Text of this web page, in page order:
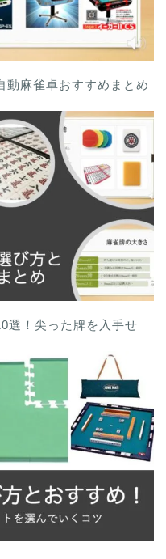
動麻雀卓おすすめまとめ
選！尖った牌を入手せ